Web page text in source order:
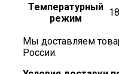
Температурный
режим
Мы доставляем
России.